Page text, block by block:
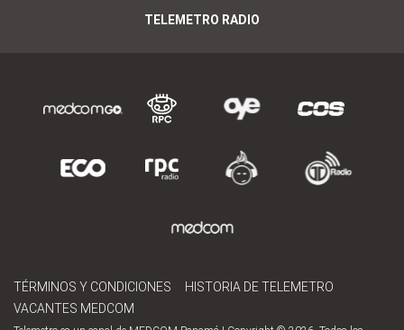
TELEMETRO RADIO
TÉRMINOS Y CONDICIONES
HISTORIA DE TELEMETRO
VACANTES MEDCOM